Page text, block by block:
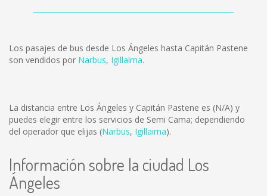
Los pasajes de bus desde Los Ángeles hasta Capitán Pastene
son vendidos por Narbus, Igillaima.
La distancia entre Los Ángeles y Capitán Pastene es (N/A) y
puedes elegir entre los servicios de Semi Cama; dependiendo
del operador que elijas (Narbus, Igillaima).
Información sobre la ciudad Los
Ángeles